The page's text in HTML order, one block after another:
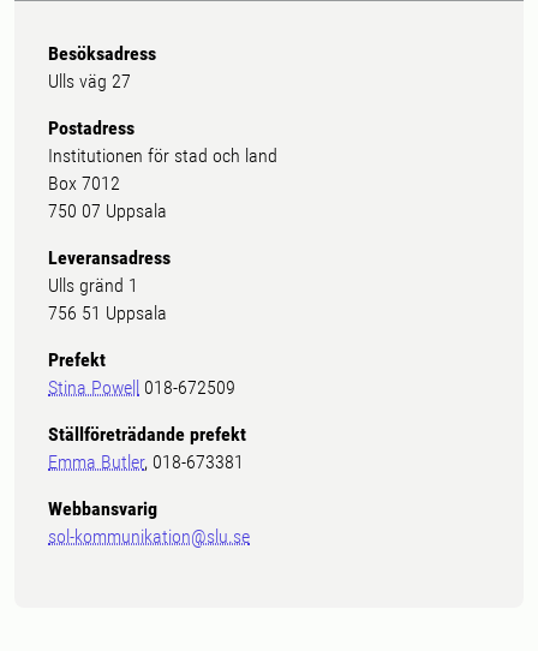
Besöksadress
Ulls väg 27
Postadress
Institutionen för stad och land
Box 7012
750 07 Uppsala
Leveransadress
Ulls gränd 1
756 51 Uppsala
Prefekt
Stina Powell 018-672509
Ställföreträdande prefekt
Emma Butler, 018-673381
Webbansvarig
sol-kommunikation@slu.se